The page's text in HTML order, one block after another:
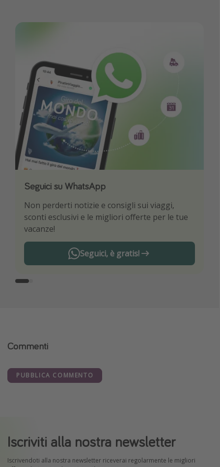
Seguici su WhatsApp
Non perderti notizie e consigli sui viaggi,
sconti esclusivi e le migliori offerte per le tue
vacanze!
Seguici, è gratis!
Scarica la nostra App
Sii il primo a conoscere le migliori offerte di
viaggio
Commenti
PUBBLICA COMMENTO
Iscriviti alla nostra newsletter
Iscrivendoti alla nostra newsletter riceverai regolarmente le migliori